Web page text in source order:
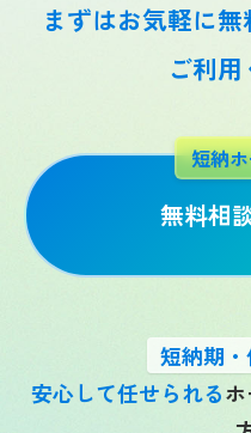
まずはお気軽に
ご利用
短納
無料相
短納期
安心して任せられる